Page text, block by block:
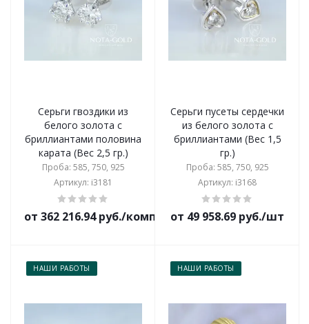
Серьги гвоздики из
белого золота с
бриллиантами половина
карата (Вес 2,5 гр.)
Проба: 585, 750, 925
Артикул: i3181
от 362 216.94 руб./комплект
Серьги пусеты сердечки
из белого золота с
бриллиантами (Вес 1,5
гр.)
Проба: 585, 750, 925
Артикул: i3168
от 49 958.69 руб./шт
НАШИ РАБОТЫ НАШИ РАБОТЫ